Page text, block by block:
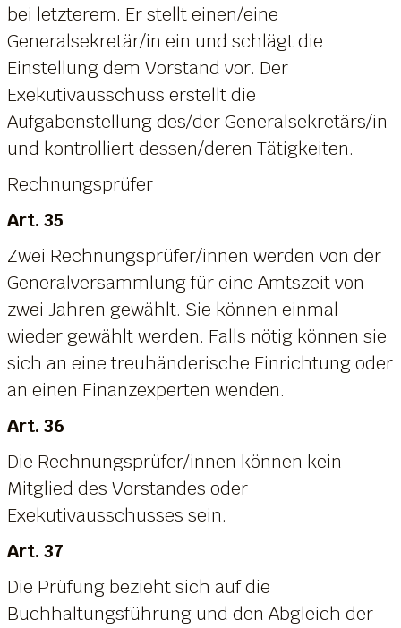
bei letzterem. Er stellt einen/eine
Generalsekretär/in ein und schlägt die
Einstellung dem Vorstand vor. Der
Exekutivausschuss erstellt die
Aufgabenstellung des/der Generalsekretärs/in
und kontrolliert dessen/deren Tätigkeiten.
Rechnungsprüfer
Art. 35
Zwei Rechnungsprüfer/innen werden von der
Generalversammlung für eine Amtszeit von
zwei Jahren gewählt. Sie können einmal
wieder gewählt werden. Falls nötig können sie
sich an eine treuhänderische Einrichtung oder
an einen Finanzexperten wenden.
Art. 36
Die Rechnungsprüfer/innen können kein
Mitglied des Vorstandes oder
Exekutivausschusses sein.
Art. 37
Die Prüfung bezieht sich auf die
Buchhaltungsführung und den Abgleich der